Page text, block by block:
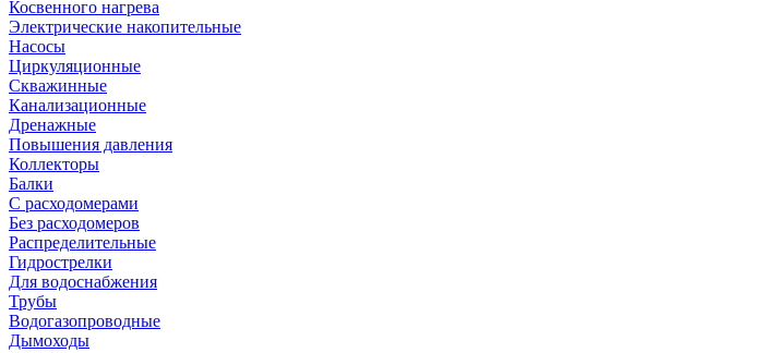
Косвенного нагрева
Электрические накопительные
Насосы
Циркуляционные
Скважинные
Канализационные
Дренажные
Повышения давления
Коллекторы
Балки
С расходомерами
Без расходомеров
Распределительные
Гидрострелки
Для водоснабжения
Трубы
Водогазопроводные
Дымоходы